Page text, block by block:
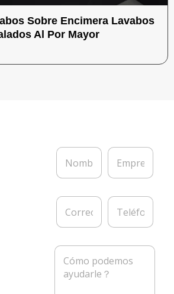
Sobre Encimera Lavabos
Al Por Mayor
N
m
r
E
p
e
C
r
e
T
l
f
o
n
M